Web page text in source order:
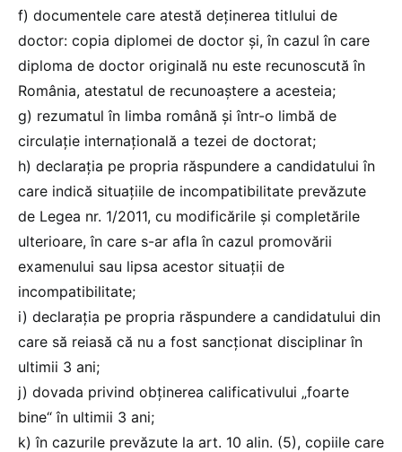
f) documentele care atestă deținerea titlului de
doctor: copia diplomei de doctor și, în cazul în care
diploma de doctor originală nu este recunoscută în
România, atestatul de recunoaștere a acesteia;
g) rezumatul în limba română și într-o limbă de
circulație internațională a tezei de doctorat;
h) declarația pe propria răspundere a candidatului în
care indică situațiile de incompatibilitate prevăzute
de Legea nr. 1/2011, cu modificările și completările
ulterioare, în care s-ar afla în cazul promovării
examenului sau lipsa acestor situații de
incompatibilitate;
i) declarația pe propria răspundere a candidatului din
care să reiasă că nu a fost sancționat disciplinar în
ultimii 3 ani;
j) dovada privind obținerea calificativului „foarte
bine“ în ultimii 3 ani;
k) în cazurile prevăzute la art. 10 alin. (5), copiile care